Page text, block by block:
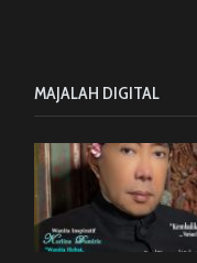
MAJALAH DIGITAL